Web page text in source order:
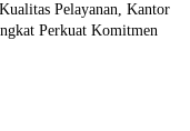
Pelayanan, Kantor
Perkuat Komitmen